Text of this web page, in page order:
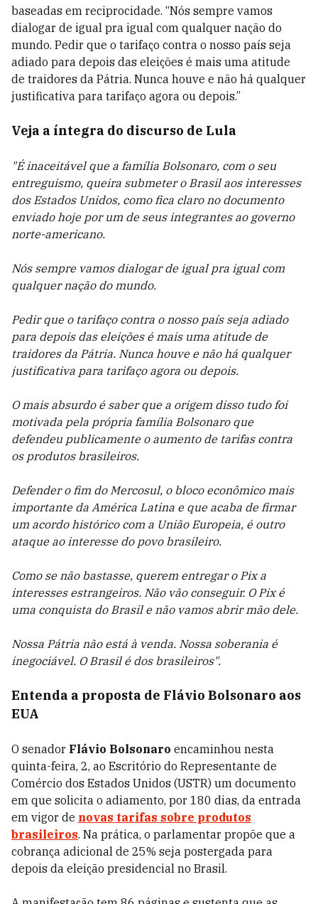
baseadas em reciprocidade. “Nós sempre vamos
dialogar de igual pra igual com qualquer nação do
mundo. Pedir que o tarifaço contra o nosso país seja
adiado para depois das eleições é mais uma atitude
de traidores da Pátria. Nunca houve e não há qualquer
justificativa para tarifaço agora ou depois.”
Veja a íntegra do discurso de Lula
"É inaceitável que a família Bolsonaro, com o seu
entreguismo, queira submeter o Brasil aos interesses
dos Estados Unidos, como fica claro no documento
enviado hoje por um de seus integrantes ao governo
norte-americano.
Nós sempre vamos dialogar de igual pra igual com
qualquer nação do mundo.
Pedir que o tarifaço contra o nosso país seja adiado
para depois das eleições é mais uma atitude de
traidores da Pátria. Nunca houve e não há qualquer
justificativa para tarifaço agora ou depois.
O mais absurdo é saber que a origem disso tudo foi
motivada pela própria família Bolsonaro que
defendeu publicamente o aumento de tarifas contra
os produtos brasileiros.
Defender o fim do Mercosul, o bloco econômico mais
importante da América Latina e que acaba de firmar
um acordo histórico com a União Europeia, é outro
ataque ao interesse do povo brasileiro.
Como se não bastasse, querem entregar o Pix a
interesses estrangeiros. Não vão conseguir. O Pix é
uma conquista do Brasil e não vamos abrir mão dele.
Nossa Pátria não está à venda. Nossa soberania é
inegociável. O Brasil é dos brasileiros".
Entenda a proposta de Flávio Bolsonaro aos
EUA
O senador Flávio Bolsonaro encaminhou nesta
quinta-feira, 2, ao Escritório do Representante de
Comércio dos Estados Unidos (USTR) um documento
em que solicita o adiamento, por 180 dias, da entrada
em vigor de novas tarifas sobre produtos
brasileiros. Na prática, o parlamentar propõe que a
cobrança adicional de 25% seja postergada para
depois da eleição presidencial no Brasil.